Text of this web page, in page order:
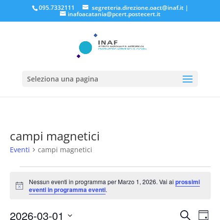
095.7332111 segreteria.direzione.oact@inaf.it|
inafoacatania@pcert.postecert.it
Seleziona una pagina
campi magnetici
Eventi campi magnetici
Eventi
for
Marzo
1,
Notice
Nessun eventi in programma per Marzo 1, 2026. Vai ai prossimi
eventi in programma eventi.
Eventi
Cerca
2026-03-01